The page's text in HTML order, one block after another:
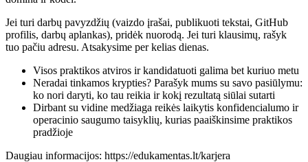
Jei turi darbų pavyzdžių (vaizdo įrašai, publikuoti tekstai, GitHub
profilis, darbų aplankas), pridėk nuorodą. Jei turi klausimų, rašyk
tuo pačiu adresu. Atsakysime per kelias dienas.
Visos praktikos atviros ir kandidatuoti galima bet kuriuo metu
Neradai tinkamos krypties? Parašyk mums su savo pasiūlymu:
ko nori daryti, ko tau reikia ir kokį rezultatą siūlai sutarti
Dirbant su vidine medžiaga reikės laikytis konfidencialumo ir
operacinio saugumo taisyklių, kurias paaiškinsime praktikos
pradžioje
Daugiau informacijos: https://edukamentas.lt/karjera